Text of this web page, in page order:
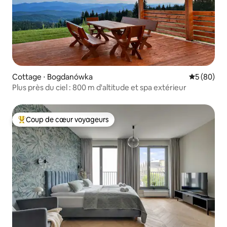
Cottage ⋅ Bogdanówka
5 (80)
Plus près du ciel : 800 m d'altitude et spa extérieur
Coups de cœur voyageurs les plus appréciés
Coup de cœur voyageurs